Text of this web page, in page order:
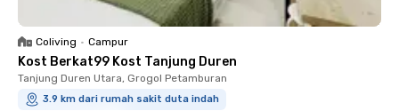
Coliving • Campur
Kost Berkat99 Kost Tanjung Duren
Tanjung Duren Utara, Grogol Petamburan
3.9 km dari rumah sakit duta indah